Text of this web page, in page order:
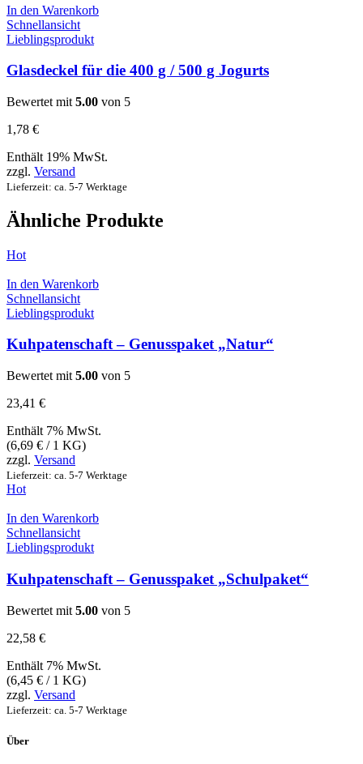
In den Warenkorb
Schnellansicht
Lieblingsprodukt
Glasdeckel für die 400 g / 500 g Jogurts
Bewertet mit 5.00 von 5
1,78 €
Enthält 19% MwSt.
zzgl. Versand
Lieferzeit: ca. 5-7 Werktage
Ähnliche Produkte
Hot
In den Warenkorb
Schnellansicht
Lieblingsprodukt
Kuhpatenschaft – Genusspaket „Natur“
Bewertet mit 5.00 von 5
23,41 €
Enthält 7% MwSt.
(6,69 € / 1 KG)
zzgl. Versand
Lieferzeit: ca. 5-7 Werktage
Hot
In den Warenkorb
Schnellansicht
Lieblingsprodukt
Kuhpatenschaft – Genusspaket „Schulpaket“
Bewertet mit 5.00 von 5
22,58 €
Enthält 7% MwSt.
(6,45 € / 1 KG)
zzgl. Versand
Lieferzeit: ca. 5-7 Werktage
Über